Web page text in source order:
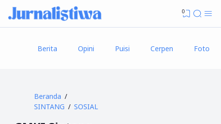
0
Berita Opini Puisi Cerpen Foto
Beranda
SINTANG
SOSIAL